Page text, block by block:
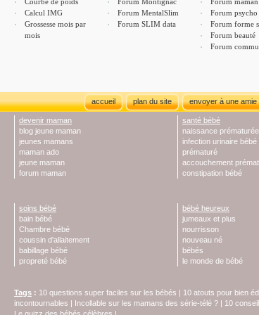
Calcul IMG
Grossesse mois par
mois
Forum MentalSlim
Forum SLIM data
Forum psycho
Forum forme
Forum beauté
Forum
accueil plan du site envoyer à une amie
devenir maman
blog jeune maman
jeunes mamans
maman ado
jeune maman
forum maman
santé bébé
naissance prématurée
infection urinaire bébé
prématuré
accouchement
constipation bébé
soins bébé
bain bébé
Chambre bébé
coussin d'allaitement
babillage bébé
propreté bébé
bébé heureux
jumeaux et plus
nourrisson
nouveau né
bébés
le monde de bébé
Tags : 10 questions super faciles sur les bébés | 10 atouts pour bien
incontournables | Incollable sur les mamans des série-télé ? | 10